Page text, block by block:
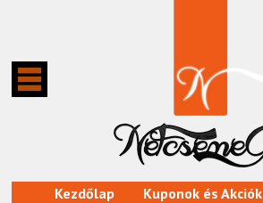
Kezdőlap Kuponok és